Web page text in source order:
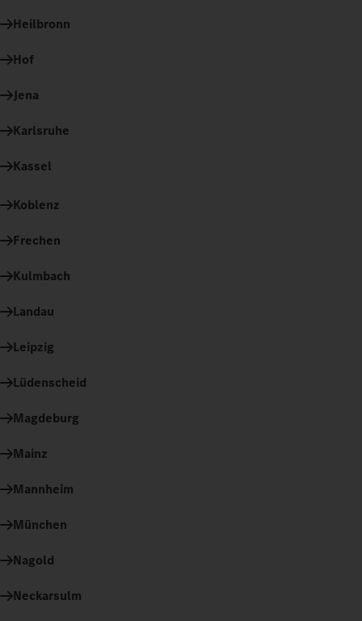
Heilbronn
Hof
Jena
Karlsruhe
Kassel
Koblenz
Frechen
Kulmbach
Landau
Leipzig
Lüdenscheid
Magdeburg
Mainz
Mannheim
München
Nagold
Neckarsulm